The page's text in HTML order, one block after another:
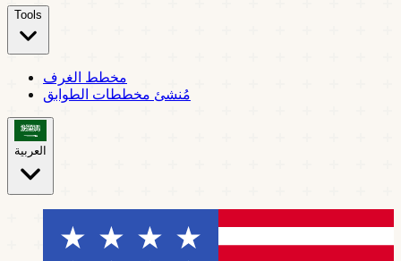
Tools
مخطط الغرف
مُنشئ مخططات الطوابق
العربية